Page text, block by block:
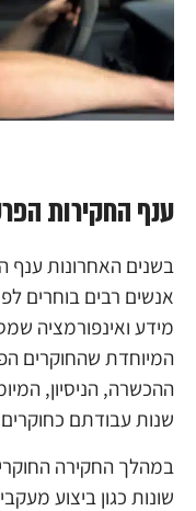
ענף החקירות
בשנים האחרונות ענף
אנשים רבים בוחרים
מידע ואינפורמציה
המיוחדת שהחוקרים
ההכשרה, הניסיון,
שנות עבודתם
במהלך החקירה
שונות כגון ביצוע